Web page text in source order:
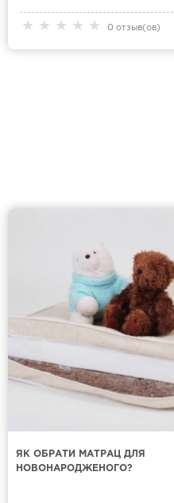
★ ★ ★ ★ ★ 0 отзыв(ов)
ЯК ОБРАТИ МАТРАЦ ДЛЯ
НОВОНАРОДЖЕНОГО?